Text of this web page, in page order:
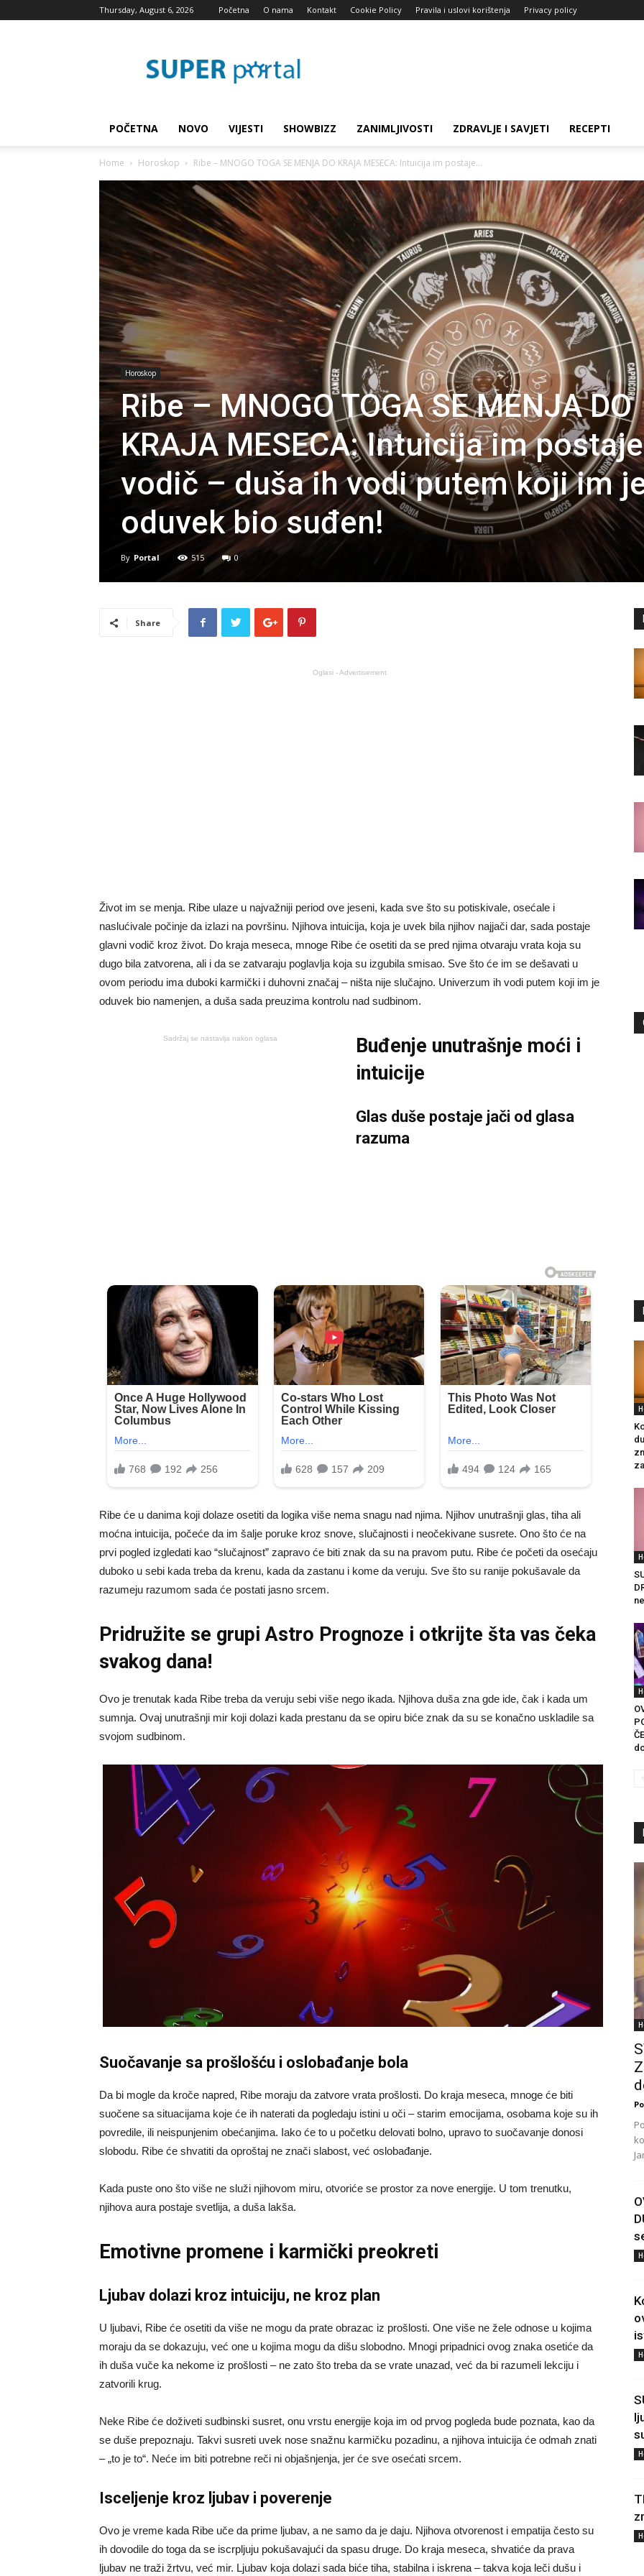
Thursday, August 6, 2026 Početna O nama Kontakt Cookie Policy Pravila i uslovi korištenja Privacy policy
blog
POČETNA NOVO VIJESTI SHOWBIZZ ZANIMLJIVOSTI ZDRAVLJE I SAVJETI RECEPTI
Home Horoskop Ribe – MNOGO TOGA SE MENJA DO KRAJA MESECA: Intuicija im postaje...
Horoskop
Ribe – MNOGO TOGA SE MENJA DO
KRAJA MESECA: Intuicija im postaje
vodič – duša ih vodi putem koji im
oduvek bio suđen!
By Portal 515 0
Share
Oglasi - Advertisement
Život im se menja. Ribe ulaze u najvažniji period ove jeseni, kada sve što su potiskivale, osećale i
naslućivale počinje da izlazi na površinu. Njihova intuicija, koja je uvek bila njihov najjači dar, sada postaje
glavni vodič kroz život. Do kraja meseca, mnoge Ribe će osetiti da se pred njima otvaraju vrata koja su
dugo bila zatvorena, ali i da se zatvaraju poglavlja koja su izgubila smisao. Sve što će im se dešavati u
ovom periodu ima duboki karmički i duhovni značaj – ništa nije slučajno. Univerzum ih vodi putem koji im je
oduvek bio namenjen, a duša sada preuzima kontrolu nad sudbinom.
Sadržaj se nastavlja nakon oglasa
Buđenje unutrašnje moći i
intuicije
Glas duše postaje jači od glasa
razuma
Ribe će u danima koji dolaze osetiti da logika više nema snagu nad njima. Njihov unutrašnji glas, tiha ali
moćna intuicija, počeće da im šalje poruke kroz snove, slučajnosti i neočekivane susrete. Ono što će na
prvi pogled izgledati kao “slučajnost” zapravo će biti znak da su na pravom putu. Ribe će početi da osećaju
duboko u sebi kada treba da krenu, kada da zastanu i kome da veruju. Sve što su ranije pokušavale da
razumeju razumom sada će postati jasno srcem.
Pridružite se grupiAstro Prognoze i otkrijte šta vas čeka
svakog dana!
Ovo je trenutak kada Ribe treba da veruju sebi više nego ikada. Njihova duša zna gde ide, čak i kada um
sumnja. Ovaj unutrašnji mir koji dolazi kada prestanu da se opiru biće znak da su se konačno uskladile sa
svojom sudbinom.
Suočavanje sa prošlošću i oslobađanje bola
Da bi mogle da kroče napred, Ribe moraju da zatvore vrata prošlosti. Do kraja meseca, mnoge će biti
suočene sa situacijama koje će ih naterati da pogledaju istini u oči – starim emocijama, osobama koje su ih
povredile, ili neispunjenim obećanjima. Iako će to u početku delovati bolno, upravo to suočavanje donosi
slobodu. Ribe će shvatiti da oproštaj ne znači slabost, već oslobađanje.
Kada puste ono što više ne služi njihovom miru, otvoriće se prostor za nove energije. U tom trenutku,
njihova aura postaje svetlija, a duša lakša.
Emotivne promene i karmički preokreti
Ljubav dolazi kroz intuiciju, ne kroz plan
U ljubavi, Ribe će osetiti da više ne mogu da prate obrazac iz prošlosti. One više ne žele odnose u kojima
moraju da se dokazuju, već one u kojima mogu da dišu slobodno. Mnogi pripadnici ovog znaka osetiće da
ih duša vuče ka nekome iz prošlosti – ne zato što treba da se vrate unazad, već da bi razumeli lekciju i
zatvorili krug.
Neke Ribe će doživeti sudbinski susret, onu vrstu energije koja im od prvog pogleda bude poznata, kao da
se duše prepoznaju. Takvi susreti uvek nose snažnu karmičku pozadinu, a njihova intuicija će odmah znati
– „to je to“. Neće im biti potrebne reči ni objašnjenja, jer će sve osećati srcem.
Isceljenje kroz ljubav i poverenje
Ovo je vreme kada Ribe uče da prime ljubav, a ne samo da je daju. Njihova otvorenost i empatija često su
ih dovodile do toga da se iscrpljuju pokušavajući da spasu druge. Do kraja meseca, shvatiće da prava
ljubav ne traži žrtvu, već mir. Ljubav koja dolazi sada biće tiha, stabilna i iskrena – takva koja leči dušu i